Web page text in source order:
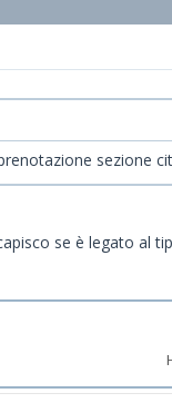
sezione
se è legato al